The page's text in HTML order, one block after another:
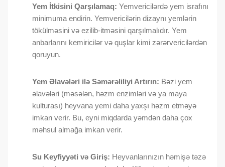
Yem İtkisini Qarşılamaq: Yemvericilərdə yem israfını
minimuma endirin. Yemvericilərin dizaynı yemlərin
tökülməsini və ezilib-itməsini qarşılmalıdır. Yem
anbarlarını kemiricilər və quşlar kimi zərərvericilərdən
qoruyun.
Yem Əlavələri ilə Səmərəliliyi Artırın: Bəzi yem
əlavələri (məsələn, həzm enzimləri və ya maya
kulturası) heyvana yemi daha yaxşı həzm etməyə
imkan verir. Bu, eyni miqdarda yəmdən daha çox
məhsul almağa imkan verir.
Su Keyfiyyəti və Giriş: Heyvanlarınızın həmişə təzə